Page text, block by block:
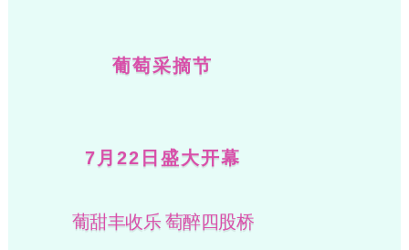
葡萄采摘节
7月22日盛大开幕
葡甜丰收乐 萄醉四股桥